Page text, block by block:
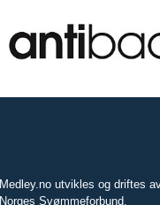
Medley.no utvikles og driftes
Norges Svømmeforbund.